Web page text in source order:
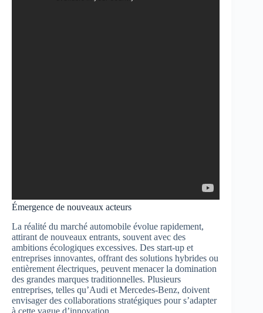
Émergence de nouveaux acteurs
La réalité du marché automobile évolue rapidement,
attirant de nouveaux entrants, souvent avec des
ambitions écologiques excessives. Des start-up et
entreprises innovantes, offrant des solutions hybrides ou
entièrement électriques, peuvent menacer la domination
des grandes marques traditionnelles. Plusieurs
entreprises, telles qu’Audi et Mercedes-Benz, doivent
envisager des collaborations stratégiques pour s’adapter